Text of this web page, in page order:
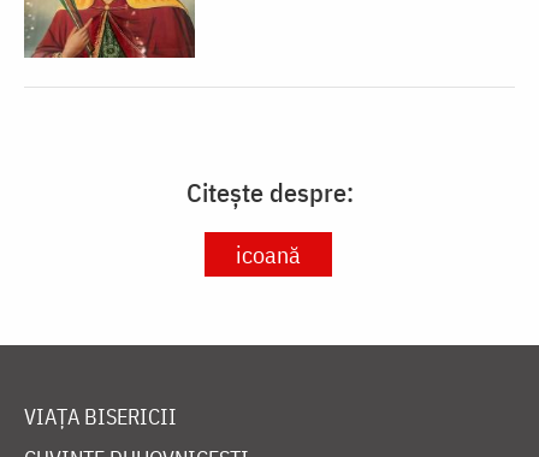
Citește despre:
icoană
VIAȚA BISERICII